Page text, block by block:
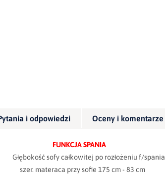
i odpowiedzi Oceny i komentarze
SPANIA
całkowitej po rozłożeniu f/spania
przy sofie 175 cm - 83 cm